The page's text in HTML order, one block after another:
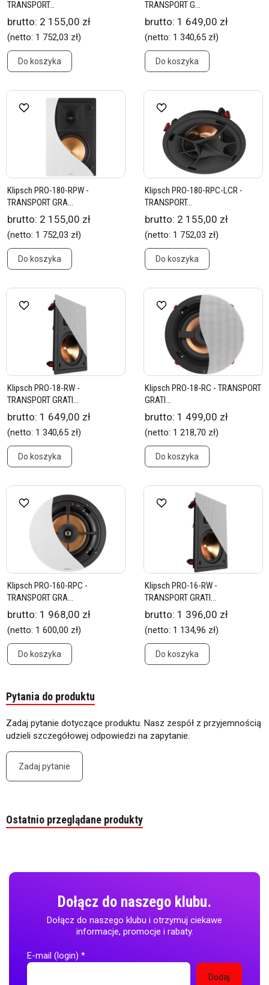
TRANSPORT...
brutto: 2 155,00 zł
(netto: 1 752,03 zł)
Do koszyka
TRANSPORT G...
brutto: 1 649,00 zł
(netto: 1 340,65 zł)
Do koszyka
Klipsch PRO-180-RPW -
TRANSPORT GRA...
brutto: 2 155,00 zł
(netto: 1 752,03 zł)
Do koszyka
Klipsch PRO-180-RPC-LCR -
TRANSPORT...
brutto: 2 155,00 zł
(netto: 1 752,03 zł)
Do koszyka
Klipsch PRO-18-RW -
TRANSPORT GRATI...
brutto: 1 649,00 zł
(netto: 1 340,65 zł)
Do koszyka
Klipsch PRO-18-RC - TRANSPORT
GRATI...
brutto: 1 499,00 zł
(netto: 1 218,70 zł)
Do koszyka
Klipsch PRO-160-RPC -
TRANSPORT GRA...
brutto: 1 968,00 zł
(netto: 1 600,00 zł)
Do koszyka
Klipsch PRO-16-RW -
TRANSPORT GRATI...
brutto: 1 396,00 zł
(netto: 1 134,96 zł)
Do koszyka
Pytania do produktu
Zadaj pytanie dotyczące produktu. Nasz zespół z przyjemnością
udzieli szczegółowej odpowiedzi na zapytanie.
Zadaj pytanie
Ostatnio przeglądane produkty
Dołącz do naszego klubu.
Dołącz do naszego klubu i otrzymuj ciekawe
informacje, promocje i rabaty.
E-mail (login) *